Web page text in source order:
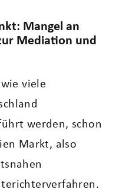
Mangel an
Mediation und
viele
werden, schon
Markt, also